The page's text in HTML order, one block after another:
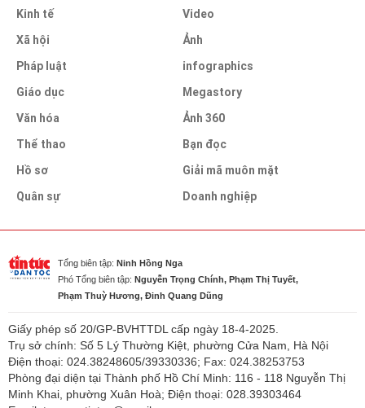
Kinh tế
Xã hội
Pháp luật
Giáo dục
Văn hóa
Thể thao
Hồ sơ
Quân sự
Video
Ảnh
infographics
Megastory
Ảnh 360
Bạn đọc
Giải mã muôn mặt
Doanh nghiệp
Tổng biên tập: Ninh Hồng Nga
Phó Tổng biên tập: Nguyễn Trọng Chính, Phạm Thị Tuyết,
Phạm Thuỳ Hương, Đinh Quang Dũng
Giấy phép số 20/GP-BVHTTDL cấp ngày 18-4-2025.
Trụ sở chính: Số 5 Lý Thường Kiệt, phường Cửa Nam, Hà Nội
Điện thoại: 024.38248605/39330336; Fax: 024.38253753
Phòng đại diện tại Thành phố Hồ Chí Minh: 116 - 118 Nguyễn Thị
Minh Khai, phường Xuân Hoà; Điện thoại: 028.39303464